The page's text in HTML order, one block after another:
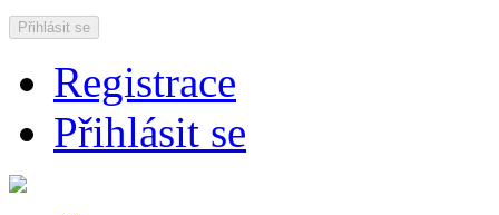
Přihlásit se
Registrace
Přihlásit se